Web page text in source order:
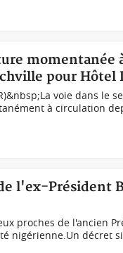
momentanée
pour Hôtel
voie dans le
à circulation
l'ex-Président
proches de l'ancien
nigérienne.Un décret